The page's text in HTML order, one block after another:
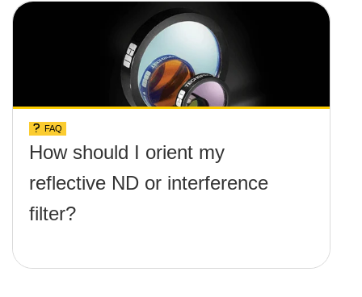
FAQ
How should I orient my
reflective ND or interference
filter?